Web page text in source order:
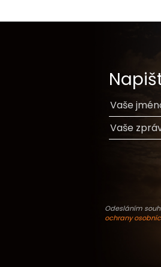
Odesláním
ochrany